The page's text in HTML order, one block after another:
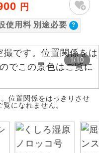
円
使用料 別途必要
1/10
位置関係をはっきりさせ
になれません。
されている文化遺産や自
コースです。
に立ち寄るコースです。
するコースです。
露天風呂が付いていま
大浴場が付いています。